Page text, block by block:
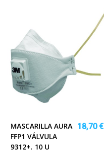
MASCARILLA AURA
FFP1 VÁLVULA
9312+. 10 U
18,70 €